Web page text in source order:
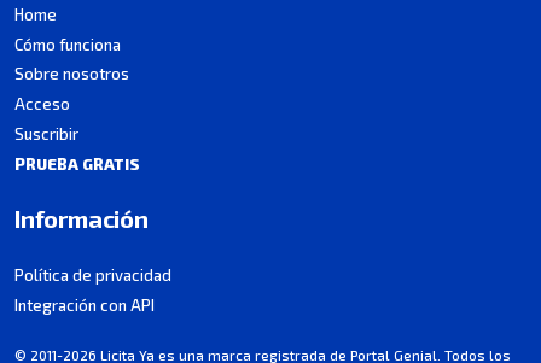
Home
Cómo funciona
Sobre nosotros
Acceso
Suscribir
PRUEBA GRATIS
Información
Política de privacidad
Integración con API
© 2011-2026 Licita Ya es una marca registrada de Portal Genial. Todos los